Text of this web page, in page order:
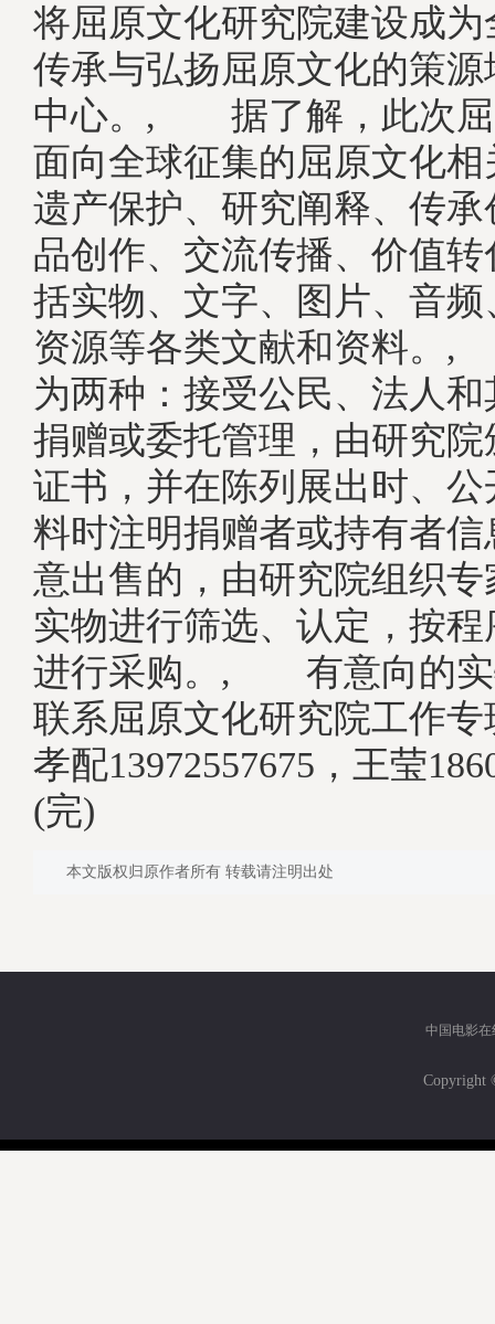
将屈原文化研究院建设成
传承与弘扬屈原文化的策
中心。, 据了解，此次屈
面向全球征集的屈原文化
遗产保护、研究阐释、传
品创作、交流传播、价值
括实物、文字、图片、音
资源等各类文献和资料
为两种：接受公民、法人
捐赠或委托管理，由研究
证书，并在陈列展出时、
料时注明捐赠者或持有者
意出售的，由研究院组织
实物进行筛选、认定，按
进行采购。, 有意向的实
联系屈原文化研究院工作
孝配13972557675，王莹
(完)
本文版权归原作者所有 转载请注明出处
中国电影在
Copyright